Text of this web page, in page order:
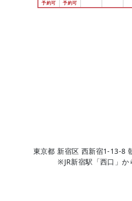
東京都 新宿区 西新宿1-13-8
※JR新宿駅「西口」か